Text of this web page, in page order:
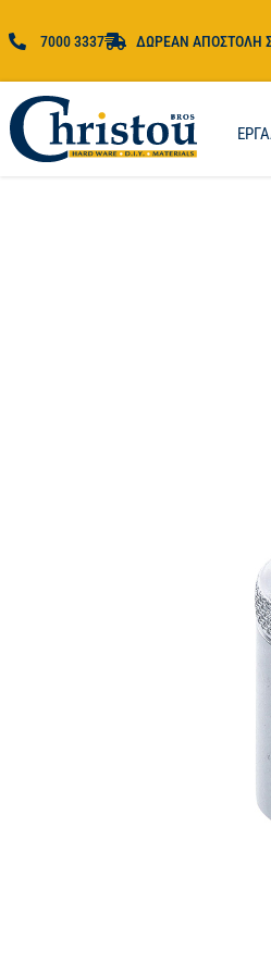
7000 3337 ΔΩΡΕΑΝ ΑΠΟΣΤΟΛΗ